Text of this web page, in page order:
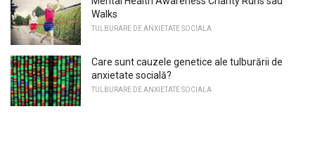
Walks
TULBURARE DE ANXIETATE SOCIALA
Care sunt cauzele genetice ale tulburării de
anxietate socială?
TULBURARE DE ANXIETATE SOCIALA